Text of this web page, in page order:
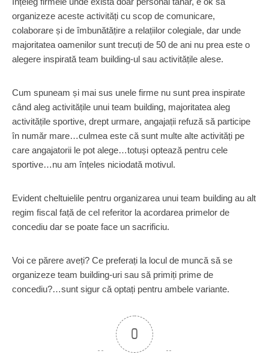
organizeze aceste activități cu scop de comunicare,
colaborare și de îmbunătățire a relațiilor colegiale, dar unde
majoritatea oamenilor sunt trecuți de 50 de ani nu prea este o
alegere inspirată team building-ul sau activitățile alese.
Cum spuneam și mai sus unele firme nu sunt prea inspirate
când aleg activitățile unui team building, majoritatea aleg
activitățile sportive, drept urmare, angajații refuză să participe
în număr mare…culmea este că sunt multe alte activități pe
care angajatorii le pot alege…totuși optează pentru cele
sportive…nu am înțeles niciodată motivul.
Evident cheltuielile pentru organizarea unui team building au alt
regim fiscal față de cel referitor la acordarea primelor de
concediu dar se poate face un sacrificiu.
Voi ce părere aveți? Ce preferați la locul de muncă să se
organizeze team building-uri sau să primiți prime de
concediu?…sunt sigur că optați pentru ambele variante.
0